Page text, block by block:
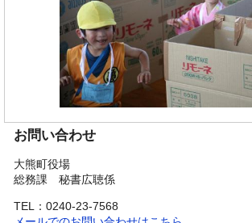
お問い合わせ
大熊町役場
総務課 秘書広聴係
TEL：0240-23-7568